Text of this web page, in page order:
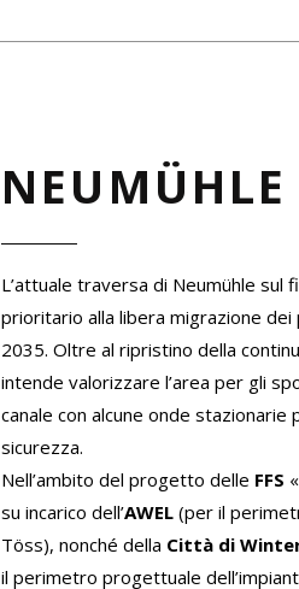
L’attuale traversa di Neumühle
prioritario alla libera migrazione
2035. Oltre al ripristino della
intende valorizzare l’area per gli
canale con alcune onde
sicurezza.
Nell’ambito del progetto delle FFS
su incarico dell’AWEL (per il
Töss), nonché della Città di
il perimetro progettuale